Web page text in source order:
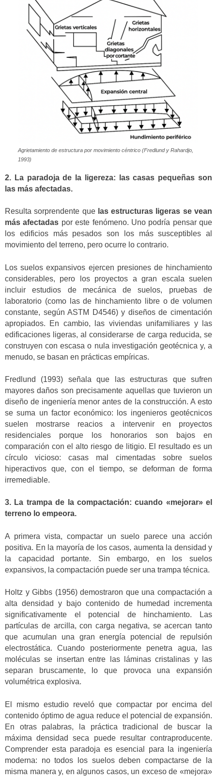
Agrietamiento de estructura por movimiento céntrico (Fredlund y Rahardjo,
1993)
2. La paradoja de la ligereza: las casas pequeñas son
las más afectadas.
Resulta sorprendente que las estructuras ligeras se vean
más afectadas por este fenómeno. Uno podría pensar que
los edificios más pesados son los más susceptibles al
movimiento del terreno, pero ocurre lo contrario.
Los suelos expansivos ejercen presiones de hinchamiento
considerables, pero los proyectos a gran escala suelen
incluir estudios de mecánica de suelos, pruebas de
laboratorio (como las de hinchamiento libre o de volumen
constante, según ASTM D4546) y diseños de cimentación
apropiados. En cambio, las viviendas unifamiliares y las
edificaciones ligeras, al considerarse de carga reducida, se
construyen con escasa o nula investigación geotécnica y, a
menudo, se basan en prácticas empíricas.
Fredlund (1993) señala que las estructuras que sufren
mayores daños son precisamente aquellas que tuvieron un
diseño de ingeniería menor antes de la construcción. A esto
se suma un factor económico: los ingenieros geotécnicos
suelen mostrarse reacios a intervenir en proyectos
residenciales porque los honorarios son bajos en
comparación con el alto riesgo de litigio. El resultado es un
círculo vicioso: casas mal cimentadas sobre suelos
hiperactivos que, con el tiempo, se deforman de forma
irremediable.
3. La trampa de la compactación: cuando «mejorar» el
terreno lo empeora.
A primera vista, compactar un suelo parece una acción
positiva. En la mayoría de los casos, aumenta la densidad y
la capacidad portante. Sin embargo, en los suelos
expansivos, la compactación puede ser una trampa técnica.
Holtz y Gibbs (1956) demostraron que una compactación a
alta densidad y bajo contenido de humedad incrementa
significativamente el potencial de hinchamiento. Las
partículas de arcilla, con carga negativa, se acercan tanto
que acumulan una gran energía potencial de repulsión
electrostática. Cuando posteriormente penetra agua, las
moléculas se insertan entre las láminas cristalinas y las
separan bruscamente, lo que provoca una expansión
volumétrica explosiva.
El mismo estudio reveló que compactar por encima del
contenido óptimo de agua reduce el potencial de expansión.
En otras palabras, la práctica tradicional de buscar la
máxima densidad seca puede resultar contraproducente.
Comprender esta paradoja es esencial para la ingeniería
moderna: no todos los suelos deben compactarse de la
misma manera y, en algunos casos, un exceso de «mejora»